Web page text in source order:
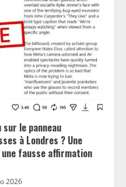
le panneau
à Londres ? Une
fausse affirmation
2026